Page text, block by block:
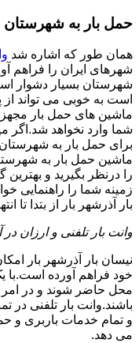
حمل بار به شهرستان
همان طور که اشاره شد
شهرهای ایران را فراهم
شهرستان بسیار دشوار
است به خوبی می تواند از
ماشین های حمل بار مجهز
شما وارد نخواهد شد.اگر
برای حمل بار به شهرستان
ماشین حمل بار به
را درنظر بگیرید و بهترین
زمینه شما را راهنمایی
بار آذرشهر بار از بتدا تا
وانت بار تلفنی و ارزان در
نیسان بار آذرشهر بار
خود فراهم آورده است.با
محل حاضر شوند و در
باشند.وانت بار تلفنی
و تمام خدمات باربری و
می دهد.